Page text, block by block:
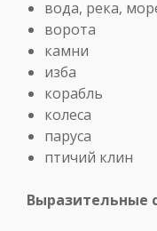
вода, река,
ворота
камни
изба
корабль
колеса
паруса
птичий клин
Выразительные